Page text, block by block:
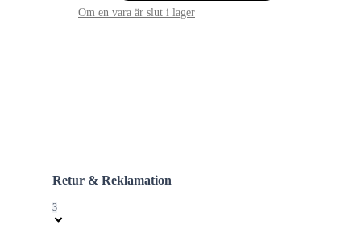
Om en vara är slut i lager
Retur & Reklamation
3